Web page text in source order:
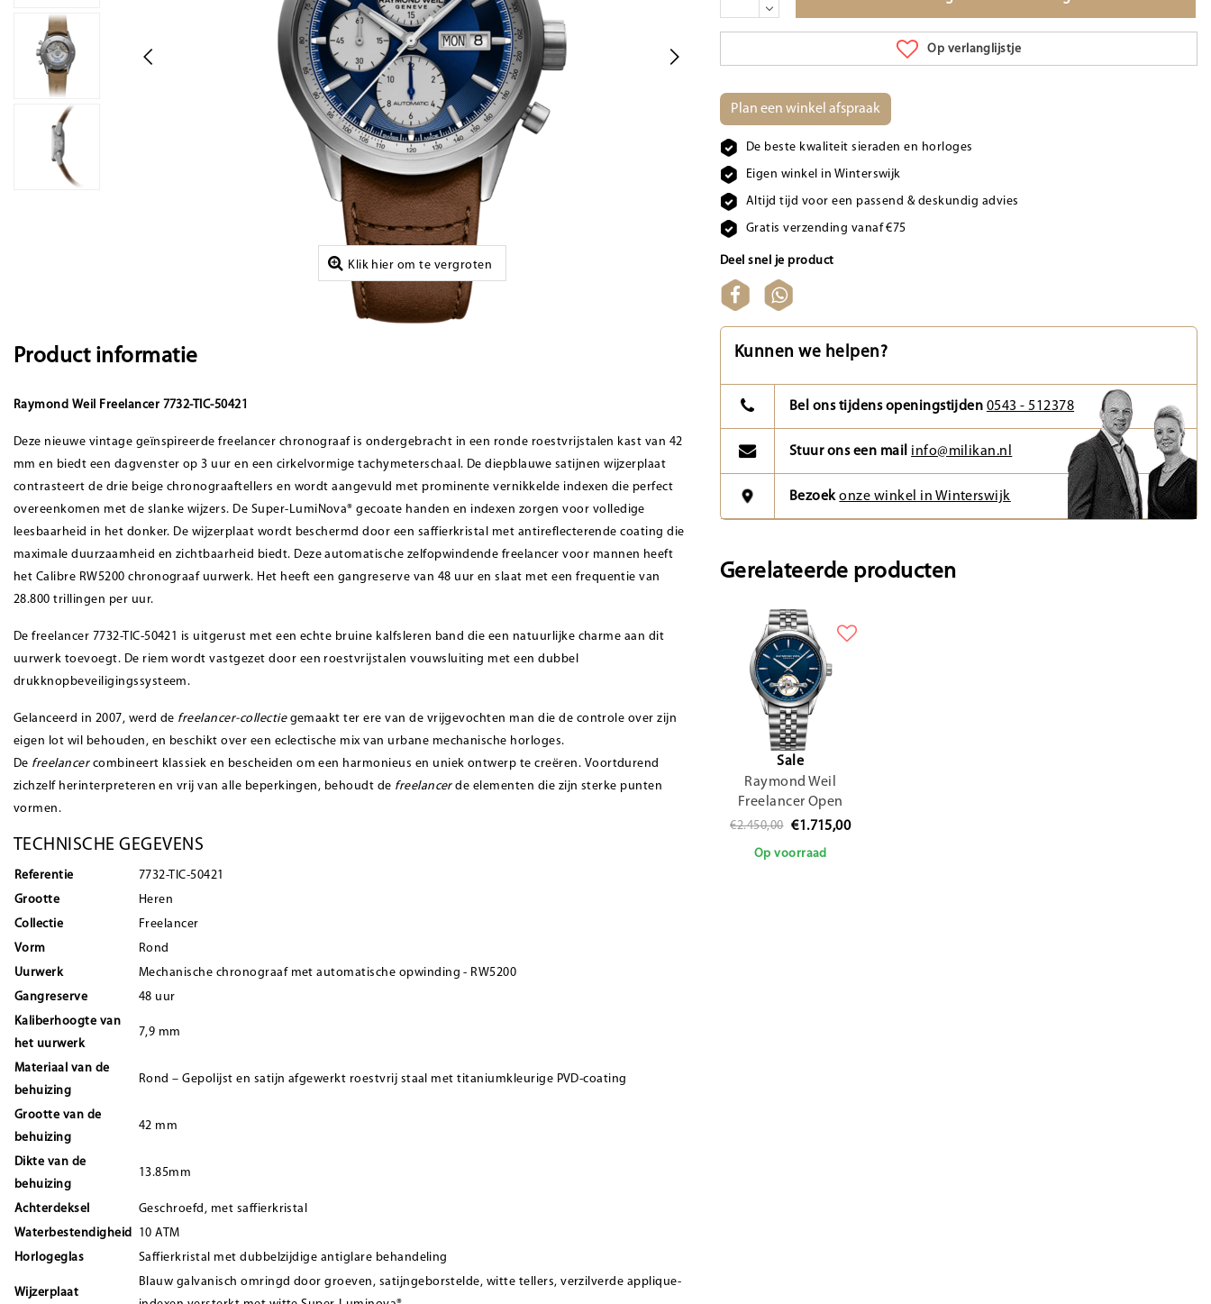
Klik hier om te vergroten
Op verlanglijstje
Plan een winkel afspraak
De beste kwaliteit sieraden en horloges
Eigen winkel in Winterswijk
Altijd tijd voor een passend & deskundig advies
Gratis verzending vanaf €75
Deel snel je product
Product informatie
Raymond Weil Freelancer 7732-TIC-50421
Deze nieuwe vintage geïnspireerde freelancer chronograaf is ondergebracht in een ronde roestvrijstalen kast van 42
mm en biedt een dagvenster op 3 uur en een cirkelvormige tachymeterschaal. De diepblauwe satijnen wijzerplaat
contrasteert de drie beige chronograaftellers en wordt aangevuld met prominente vernikkelde indexen die perfect
overeenkomen met de slanke wijzers. De Super-LumiNova® gecoate handen en indexen zorgen voor volledige
leesbaarheid in het donker. De wijzerplaat wordt beschermd door een saffierkristal met antireflecterende coating die
maximale duurzaamheid en zichtbaarheid biedt. Deze automatische zelfopwindende freelancer voor mannen heeft
het Calibre RW5200 chronograaf uurwerk. Het heeft een gangreserve van 48 uur en slaat met een frequentie van
28.800 trillingen per uur.
De freelancer 7732-TIC-50421 is uitgerust met een echte bruine kalfsleren band die een natuurlijke charme aan dit
uurwerk toevoegt. De riem wordt vastgezet door een roestvrijstalen vouwsluiting met een dubbel
drukknopbeveiligingssysteem.
Gelanceerd in 2007, werd de freelancer-collectiegemaakt ter ere van de vrijgevochten man die de controle over zijn
eigen lot wil behouden, en beschikt over een eclectische mix van urbane mechanische horloges.
De freelancercombineert klassiek en bescheiden om een harmonieus en uniek ontwerp te creëren. Voortdurend
zichzelf herinterpreteren en vrij van alle beperkingen, behoudt de freelancerde elementen die zijn sterke punten
vormen.
TECHNISCHE GEGEVENS
Referentie
7732-TIC-50421
Grootte
Heren
Collectie
Freelancer
Vorm
Rond
Uurwerk
Mechanische chronograaf met automatische opwinding - RW5200
Gangreserve
48 uur
Kaliberhoogte van
het uurwerk
7,9 mm
Materiaal van de
behuizing
Rond – Gepolijst en satijn afgewerkt roestvrij staal met titaniumkleurige PVD-coating
Grootte van de
behuizing
42 mm
Dikte van de
behuizing
13.85mm
Achterdeksel
Geschroefd, met saffierkristal
Waterbestendigheid 10 ATM
Horlogeglas
Saffierkristal met dubbelzijdige antiglare behandeling
Wijzerplaat
Blauw galvanisch omringd door groeven, satijngeborstelde, witte tellers, verzilverde applique-
Kunnen we helpen?
Bel ons tijdens openingstijden 0543 - 512378
Stuur ons een mail info@milikan.nl
Bezoekonze winkel in Winterswijk
Gerelateerde producten
Sale
Raymond Weil
Freelancer Open
Heart 2780-ST-50001
€2.450,00 €1.715,00
Op voorraad